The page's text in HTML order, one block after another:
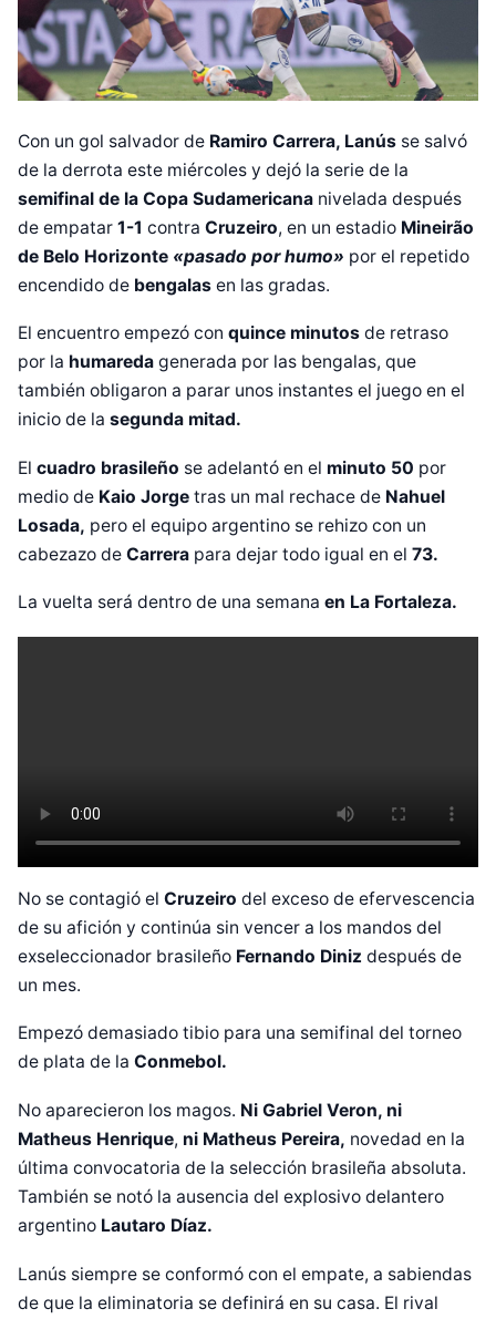
Con un gol salvador de Ramiro Carrera, Lanús se salvó
de la derrota este miércoles y dejó la serie de la
semifinal de la Copa Sudamericana nivelada después
de empatar 1-1 contra Cruzeiro, en un estadio Mineirão
de Belo Horizonte «pasado por humo» por el repetido
encendido de bengalas en las gradas.
El encuentro empezó con quince minutos de retraso
por la humareda generada por las bengalas, que
también obligaron a parar unos instantes el juego en el
inicio de la segunda mitad.
El cuadro brasileño se adelantó en el minuto 50 por
medio de Kaio Jorge tras un mal rechace de Nahuel
Losada, pero el equipo argentino se rehizo con un
cabezazo de Carrera para dejar todo igual en el 73.
La vuelta será dentro de una semana en La Fortaleza.
No se contagió el Cruzeiro del exceso de efervescencia
de su afición y continúa sin vencer a los mandos del
exseleccionador brasileño Fernando Diniz después de
un mes.
Empezó demasiado tibio para una semifinal del torneo
de plata de la Conmebol.
No aparecieron los magos. Ni Gabriel Veron, ni
Matheus Henrique, ni Matheus Pereira, novedad en la
última convocatoria de la selección brasileña absoluta.
También se notó la ausencia del explosivo delantero
argentino Lautaro Díaz.
Lanús siempre se conformó con el empate, a sabiendas
de que la eliminatoria se definirá en su casa. El rival